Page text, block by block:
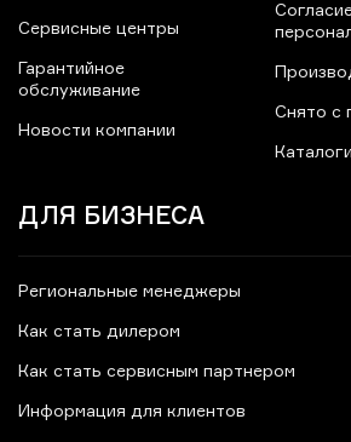
Сервисные центры
Гарантийное
обслуживание
Новости компании
Снято с
ДЛЯ БИЗНЕСА
Региональные менеджеры
Как стать дилером
Как стать сервисным партнером
Информация для клиентов